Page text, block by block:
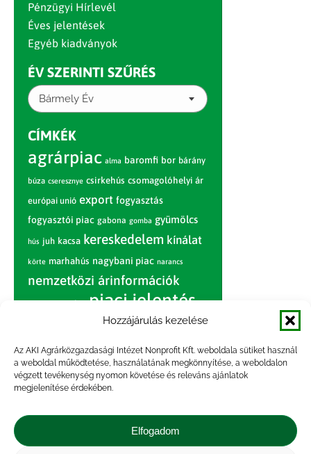
Hozzájárulás kezelése
Az AKI Agrárközgazdasági Intézet Nonprofit Kft. weboldala sütiket használ
a weboldal működtetése, használatának megkönnyítése, a weboldalon
végzett tevékenység nyomon követése és releváns ajánlatok
megjelenítése érdekében.
Elfogadom
Pénzügyi Hírlevél
Éves jelentések
Egyéb kiadványok
ÉV SZERINTI SZŰRÉS
Bármely Év
CÍMKÉK
agrárpiac alma baromfi bor bárány
búza cseresznye csirkehús csomagolóhelyi ár
európai unió export fogyasztás
fogyasztói piac gabona gomba gyümölcs
hús juh kacsa kereskedelem kínálat
körte marhahús nagybani piac narancs
nemzetközi árinformációk
piac piaci jelentés
sertés sertéshús
szarvasmarha termelés termelői
ár tojás világpiac
vágóbárány
vágómarha vágósertés